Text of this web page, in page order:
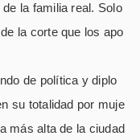
la familia real. Solo
la corte que los apo
de política y diplo
su totalidad por muje
más alta de la ciudad